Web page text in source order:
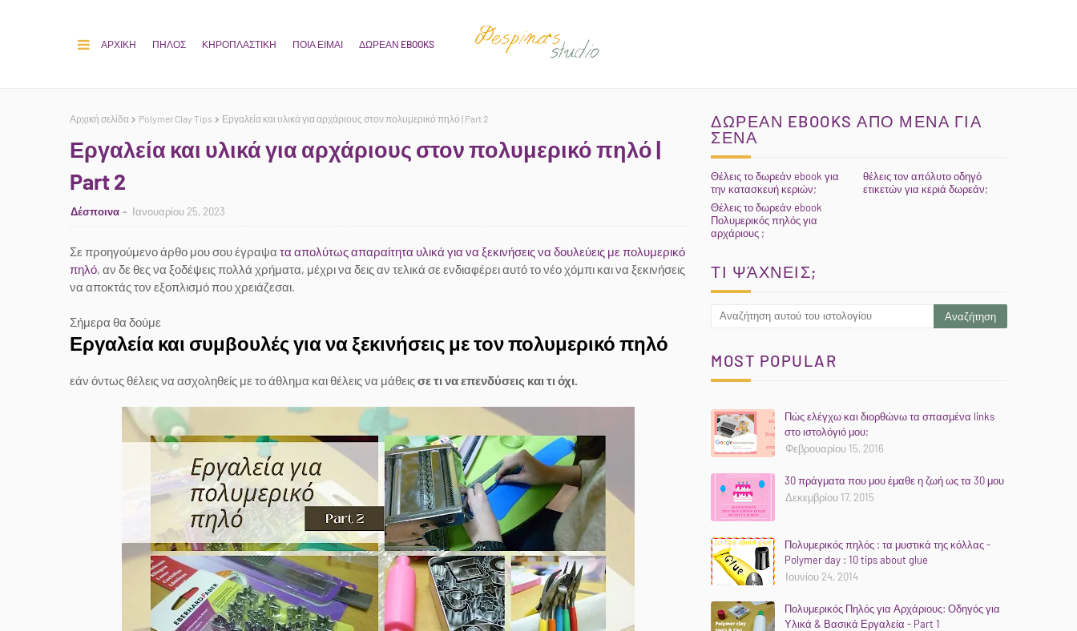
ΑΡΧΙΚΗ ΠΗΛΟΣ ΚΗΡΟΠΛΑΣΤΙΚΗ ΠΟΙΑ ΕΙΜΑΙ ΔΩΡΕΑΝ EBOOKS
Αρχική σελίδα Polymer Clay Tips Εργαλεία και υλικά για αρχάριους στον πολυμερικό πηλό | Part 2
Εργαλεία και υλικά για αρχάριους στον πολυμερικό πηλό |
Part 2
Δέσποινα Ιανουαρίου 25, 2023
Σε προηγούμενο άρθο μου σου έγραψα τα απολύτως απαραίτητα υλικά για να ξεκινήσεις να δουλεύεις με πολυμερικό
πηλό, αν δε θες να ξοδέψεις πολλά χρήματα, μέχρι να δεις αν τελικά σε ενδιαφέρει αυτό το νέο χόμπι και να ξεκινήσεις
να αποκτάς τον εξοπλισμό που χρειάζεσαι.
Σήμερα θα δούμε
Εργαλεία και συμβουλές για να ξεκινήσεις με τον πολυμερικό πηλό
εάν όντως θέλεις να ασχοληθείς με το άθλημα και θέλεις να μάθειςσε τι να επενδύσεις και τι όχι.
ΔΩΡΕΑΝ EBOOKS ΑΠΟ ΜΕΝΑ ΓΙΑ
ΣΕΝΑ
Θέλεις το δωρεάν ebook για
την κατασκευή κεριών;
θέλεις τον απόλυτο οδηγό
ετικετών για κεριά δωρεάν;
Θέλεις το δωρεάν ebook
Πολυμερικός πηλός για
αρχάριους ;
ΤΙ ΨΆΧΝΕΙΣ;
MOST POPULAR
Πώς ελέγχω και διορθώνω τα σπασμένα links
στο ιστολόγιό μου;
Φεβρουαρίου 15, 2016
30 πράγματα που μου έμαθε η ζωή ως τα 30 μου
Δεκεμβρίου 17, 2015
Πολυμερικός πηλός : τα μυστικά της κόλλας -
Polymer day : 10 tips about glue
Ιουνίου 24, 2014
Πολυμερικός Πηλός για Αρχάριους: Οδηγός για
Υλικά & Βασικά Εργαλεία - Part 1